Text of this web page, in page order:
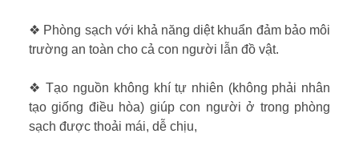
❖ Phòng sạch với khả năng diệt khuẩn đảm bảo môi
trường an toàn cho cả con người lẫn đồ vật.
❖ Tạo nguồn không khí tự nhiên (không phải nhân
tạo giống điều hòa) giúp con người ở trong phòng
sạch được thoải mái, dễ chịu,